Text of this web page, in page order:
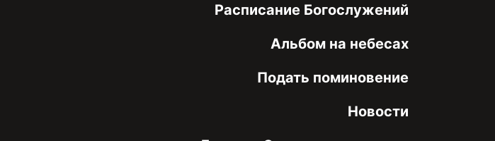
Расписание Богослужений
Альбом на небесах
Подать поминовение
Новости